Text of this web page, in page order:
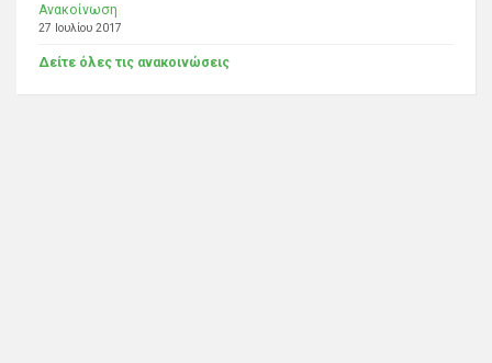
Ανακοίνωση
27 Ιουλίου 2017
Δείτε όλες τις ανακοινώσεις